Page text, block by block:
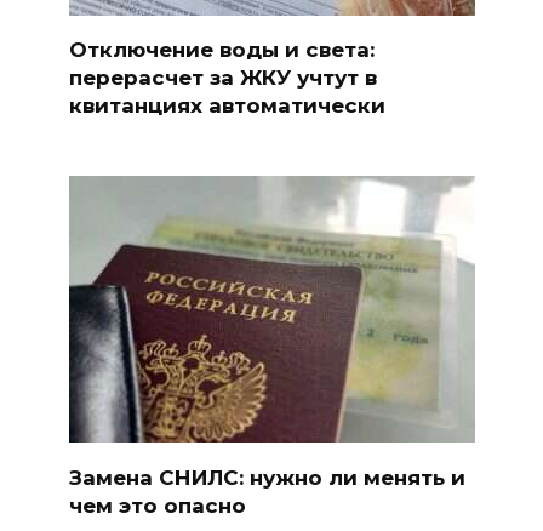
Отключение воды и света:
перерасчет за ЖКУ учтут в
квитанциях автоматически
Замена СНИЛС: нужно ли менять и
чем это опасно